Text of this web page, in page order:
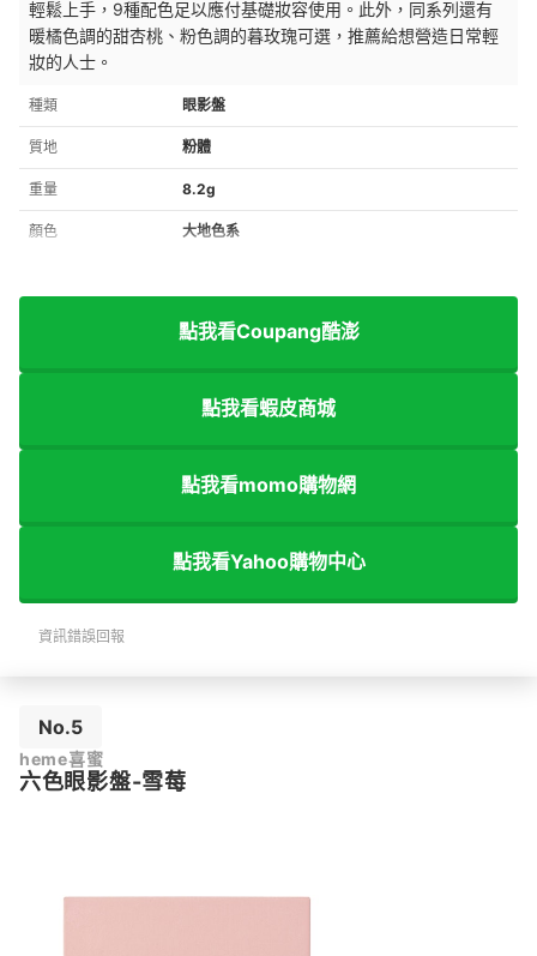
輕鬆上手，9種配色足以應付基礎妝容使用。此外，同系列還有
暖橘色調的甜杏桃、粉色調的暮玫瑰可選，推薦給想營造日常輕
妝的人士。
種類 眼影盤
質地 粉體
重量 8.2g
顏色 大地色系
點我看Coupang酷澎
點我看蝦皮商城
點我看momo購物網
點我看Yahoo購物中心
資訊錯誤回報
No.5
heme喜蜜
六色眼影盤-雪莓